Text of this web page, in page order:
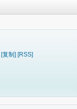
[复制] [RSS]